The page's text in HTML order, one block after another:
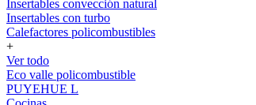
Insertables convección natural
Insertables con turbo
Calefactores policombustibles
+
Ver todo
Eco valle policombustible
PUYEHUE L